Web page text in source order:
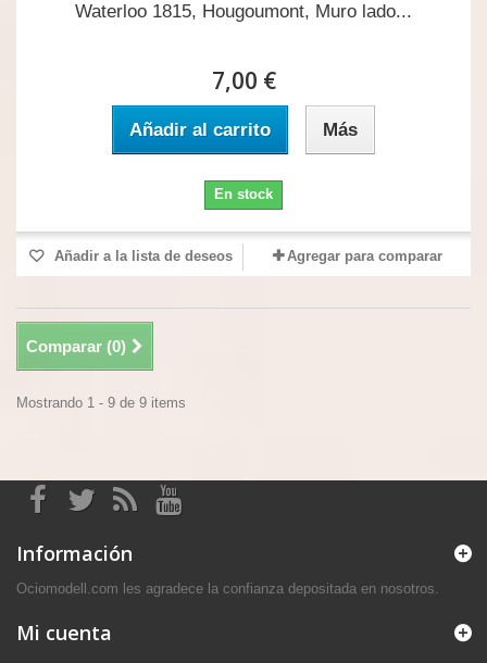
Waterloo 1815, Hougoumont, Muro lado...
7,00 €
Añadir al carrito Más
En stock
Añadir a la lista de deseos Agregar para comparar
Comparar (0)
Mostrando 1 - 9 de 9 items
Información
Ociomodell.com les agradece la confianza depositada en nosotros.
Mi cuenta